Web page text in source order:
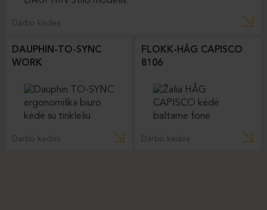
Darbo kėdės
DAUPHIN-TO-SYNC
WORK
Darbo kėdės
FLOKK-HÅG CAPISCO
8106
Darbo kėdės